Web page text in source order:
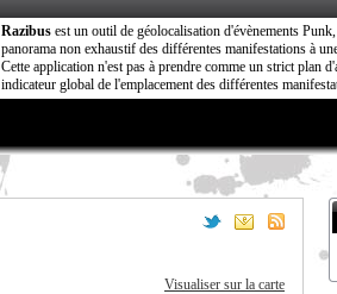
Razibus est un outil de géolocalisation d'évènements
panorama non exhaustif des différentes manifestations à
Cette application n'est pas à prendre comme un strict plan
indicateur global de l'emplacement des différentes
Visualiser sur la carte